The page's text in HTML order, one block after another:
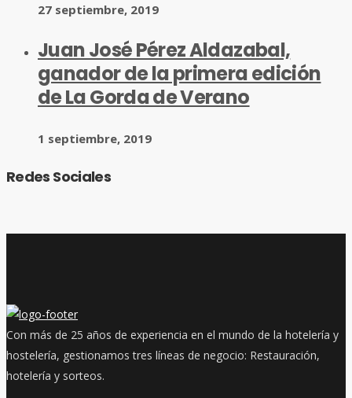
27 septiembre, 2019
Juan José Pérez Aldazabal,
ganador de la primera edición
de La Gorda de Verano
1 septiembre, 2019
Redes Sociales
Con más de 25 años de experiencia en el mundo de la hotelería y
hostelería, gestionamos tres líneas de negocio: Restauración,
hotelería y sorteos.